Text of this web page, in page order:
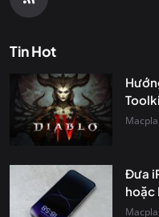
Tin Hot
Đưa
hoặc